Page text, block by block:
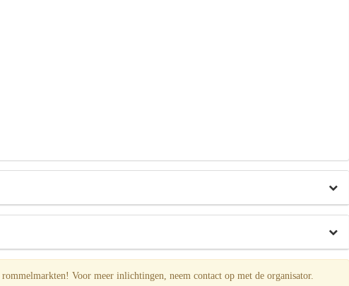
Voor meer inlichtingen, neem contact op met de organisator.